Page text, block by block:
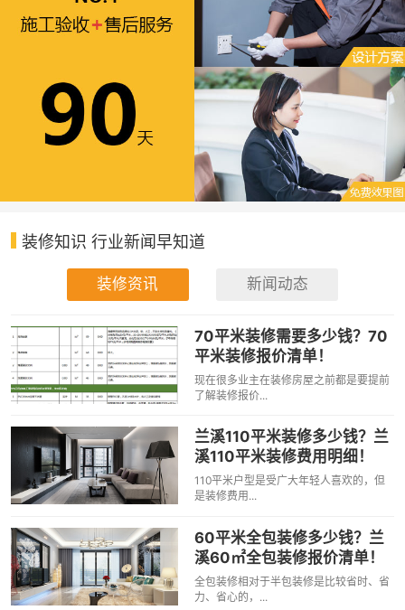
装修知识 行业新闻早知道
装修资讯 新闻动态
70平米装修需要多少钱？70
平米装修报价清单！
现在很多业主在装修房屋之前都是要提前
了解装修报价...
兰溪110平米装修多少钱？兰
溪110平米装修费用明细！
110平米户型是受广大年轻人喜欢的，但
是装修费用...
60平米全包装修多少钱？兰
溪60㎡全包装修报价清单！
全包装修相对于半包装修是比较省时、省
力、省心的，...